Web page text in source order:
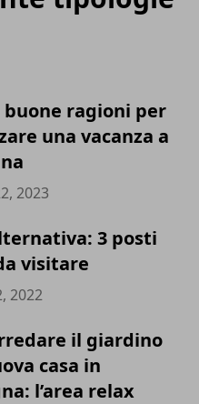
ragioni per
una vacanza a
2023
3 posti
visitare
2022
il giardino
casa in
l’area relax